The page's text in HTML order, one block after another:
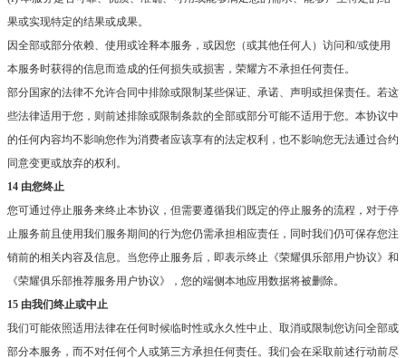
果或实现特定的结果或成果。
因全部或部分依赖、使用或诠释本服务，或因您（或其他任何人）访问和/或使用
本服务时获得的信息而造成的任何损失或损害，荣耀方不承担任何责任。
部分国家的法律不允许合同中排除或限制某些保证、承诺、声明或担保责任。若这
些法律适用于您，则前述排除或限制条款的全部或部分可能不适用于您。本协议中
的任何内容均不影响您作为消费者应该享有的法定权利，也不影响您无法通过合约
同意变更或放弃的权利。
14 由您终止
您可通过停止服务来终止本协议，但需要遵循我们既定的停止服务的流程，对于停
止服务前且使用我们服务期间的行为您仍需承担相应责任，同时我们仍可保存您注
销前的相关内容及信息。当您停止服务后，即表示终止《荣耀俱乐部用户协议》和
《荣耀俱乐部推荐服务用户协议》，您的端侧本地应用数据将被删除。
15 由我们终止或中止
我们可能依照适用法律在任何时候临时性或永久性中止、取消或限制您访问全部或
部分本服务，而不对任何个人或第三方承担任何责任。我们会在采取前述行动前尽